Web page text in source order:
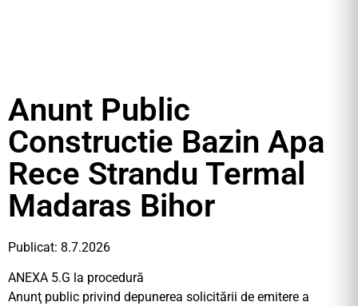
Anunt Public
Constructie Bazin Apa
Rece Strandu Termal
Madaras Bihor
Publicat: 8.7.2026
ANEXA 5.G la procedură
Anunţ public privind depunerea solicitării de emitere a